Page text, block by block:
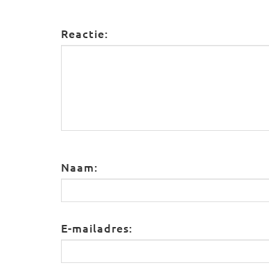
Reactie:
Naam:
E-mailadres: